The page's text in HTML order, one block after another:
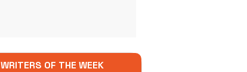
WRITERS OF THE WEEK